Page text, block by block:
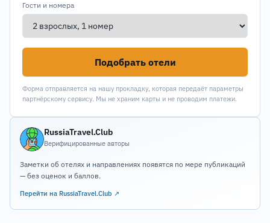
Гости и номера
Подобрать отели
Форма отправляется на нашу прокладку, которая передаёт параметры
партнёрскому сервису. Мы не храним карты и не проводим платежи.
RussiaTravel.Club
Верифицированные авторы
Заметки об отелях и направлениях появятся по мере публикаций
— без оценок и баллов.
Перейти на RussiaTravel.Club ↗